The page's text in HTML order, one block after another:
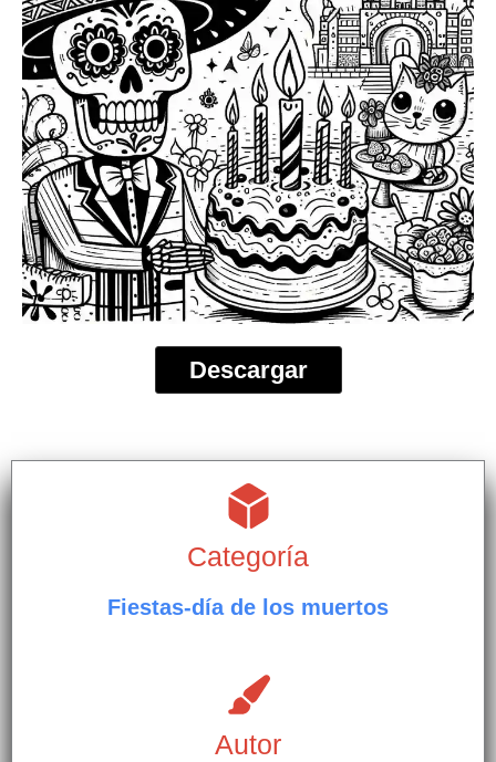
Descargar
Categoría
Fiestas-día de los muertos
Autor